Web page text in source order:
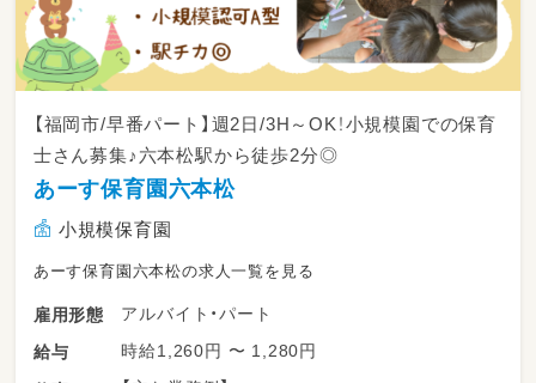
【福岡市/早番パート】週2日/3H～OK！小規模園での保育
士さん募集♪六本松駅から徒歩2分◎
あーす保育園六本松
小規模保育園
あーす保育園六本松の求人一覧を見る
雇用形態
アルバイト・パート
給与
時給1,260円 〜 1,280円